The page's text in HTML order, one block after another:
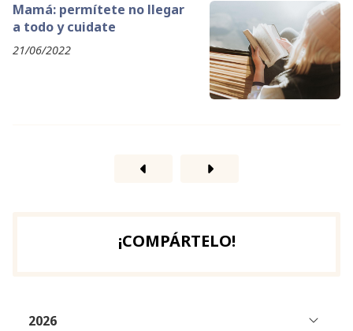
Mamá: permítete no llegar
a todo y cuidate
21/06/2022
¡COMPÁRTELO!
2026